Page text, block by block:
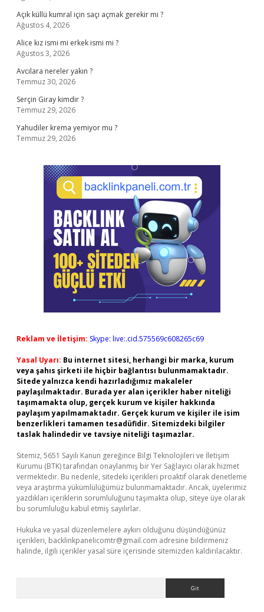
Açık küllü kumral için saçı açmak gerekir mi ?
Ağustos 4, 2026
Alice kız ismi mi erkek ismi mi ?
Ağustos 3, 2026
Avcılara nereler yakın ?
Temmuz 30, 2026
Serçin Giray kimdir ?
Temmuz 29, 2026
Yahudiler krema yemiyor mu ?
Temmuz 29, 2026
Reklam ve İletişim: Skype: live:.cid.575569c608265c69
Yasal Uyarı: Bu internet sitesi, herhangi bir marka, kurum
veya şahıs şirketi ile hiçbir bağlantısı bulunmamaktadır.
Sitede yalnızca kendi hazırladığımız makaleler
paylaşılmaktadır. Burada yer alan içerikler haber niteliği
taşımamakta olup, gerçek kurum ve kişiler hakkında
paylaşım yapılmamaktadır. Gerçek kurum ve kişiler ile isim
benzerlikleri tamamen tesadüfidir. Sitemizdeki bilgiler
taslak halindedir ve tavsiye niteliği taşımazlar.
Sitemiz, 5651 Sayılı Kanun gereğince Bilgi Teknolojileri ve İletişim
Kurumu (BTK) tarafından onaylanmış bir Yer Sağlayıcı olarak hizmet
vermektedir. Bu nedenle, sitedeki içerikleri proaktif olarak denetleme
veya araştırma yükümlülüğümüz bulunmamaktadır. Ancak, üyelerimiz
yazdıkları içeriklerin sorumluluğunu taşımakta olup, siteye üye olarak
bu sorumluluğu kabul etmiş sayılırlar.
Hukuka ve yasal düzenlemelere aykırı olduğunu düşündüğünüz
içerikleri, backlinkpanelicomtr@gmail.com adresine bildirmeniz
halinde, ilgili içerikler yasal süre içerisinde sitemizden kaldırılacaktır.